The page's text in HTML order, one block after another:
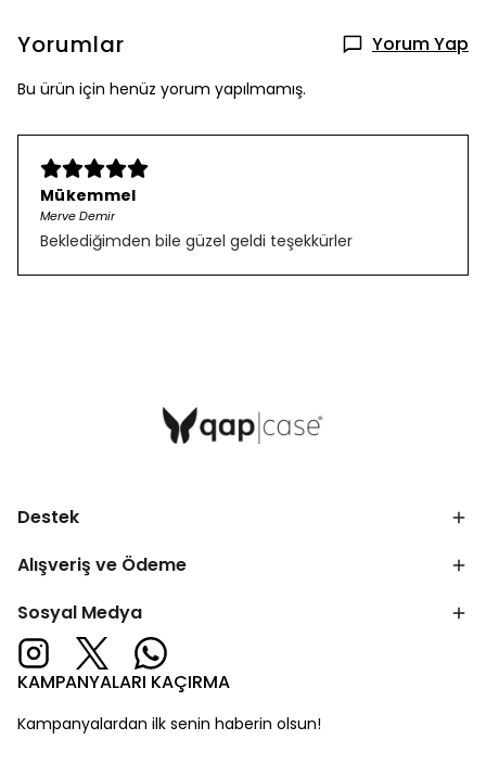
Yorumlar Yorum Yap
Bu ürün için henüz yorum yapılmamış.
Mükemmel
Merve Demir
Beklediğimden bile güzel geldi teşekkürler
Destek
Alışveriş ve Ödeme
Sosyal Medya
KAMPANYALARI KAÇIRMA
Kampanyalardan ilk senin haberin olsun!